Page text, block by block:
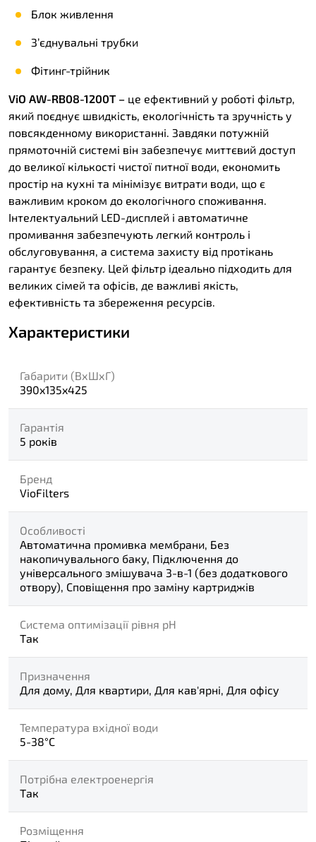
Блок живлення
З’єднувальні трубки
Фітинг-трійник
ViO AW-RB08-1200T – це ефективний у роботі фільтр,
який поєднує швидкість, екологічність та зручність у
повсякденному використанні. Завдяки потужній
прямоточній системі він забезпечує миттєвий доступ
до великої кількості чистої питної води, економить
простір на кухні та мінімізує витрати води, що є
важливим кроком до екологічного споживання.
Інтелектуальний LED-дисплей і автоматичне
промивання забезпечують легкий контроль і
обслуговування, а система захисту від протікань
гарантує безпеку. Цей фільтр ідеально підходить для
великих сімей та офісів, де важливі якість,
ефективність та збереження ресурсів.
Характеристики
Габарити (ВхШхГ)
390x135x425
Гарантія
5 років
Бренд
VioFilters
Особливості
Автоматична промивка мембрани, Без
накопичувального баку, Підключення до
універсального змішувача 3-в-1 (без додаткового
отвору), Сповіщення про заміну картриджів
Система оптимізації рівня pH
Так
Призначення
Для дому, Для квартири, Для кав'ярні, Для офісу
Температура вхідної води
5-38°С
Потрібна електроенергія
Так
Розміщення